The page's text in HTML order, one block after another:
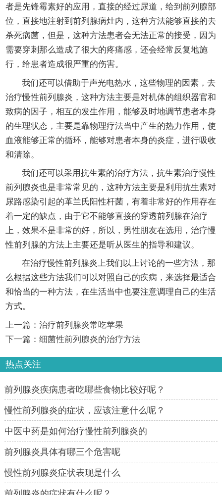
者是先锋霉素好的应用，直接的经过尿道，给到前列腺部
位，直接地注射到前列腺病灶内，这种方法能够直接的去
杀死病菌，但是，这种方法患者会无法正常的接受，因为
需要穿刺那么造成了很大的疼痛感，还会经常反复地施
行，给患者造成很严重的伤害。
我们还可以借助于声光电热水，这些物理的因素，去
治疗慢性前列腺炎，这种方法主要是对机体的组织器官和
致病的因子，相互的发生作用，能够及时地调节患者本身
的生理状态，主要是靠物理疗法当中产生的热力作用，使
血液能够正常的循环，能够对患者本身的炎症，进行吸收
和清除。
我们还可以采用抗生素的治疗方法，抗生素治疗慢性
前列腺炎也是非常常见的，这种方法主要是利用抗生素对
尿路感染引起的革兰氏阳性杆菌，有着非常好的作用存在
着一定的缺点，由于它不能够直接的穿透前列腺在治疗
上，效果不是非常的好，所以，男性朋友在选用，治疗慢
性前列腺的方法上主要还是听从医生的指导和建议。
在治疗慢性前列腺炎上我们以上讨论的一些方法，那
么根据这些方法我们可以对照自己的疾病，来选择最适合
和恰当的一种方法，在生活当中也要注意调理自己的生活
方式。
上一篇： 治疗前列腺炎常吃苹果
下一篇： 细菌性前列腺炎的治疗方法
热点关注
前列腺炎疾病患者吃哪些食物比较好呢？
慢性前列腺炎的症状，应该注意什么呢？
中医中药是如何治疗慢性前列腺炎的
前列腺炎具体有哪三个危害呢
慢性前列腺炎症状表现是什么